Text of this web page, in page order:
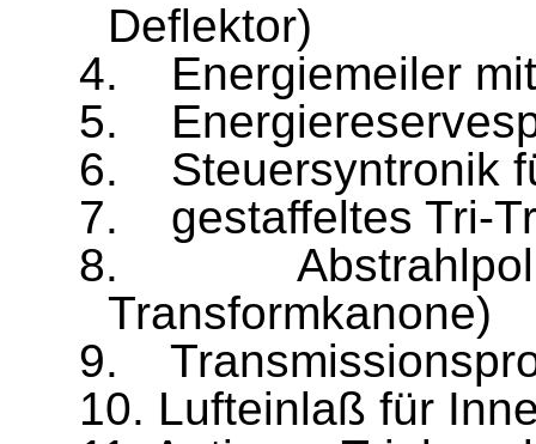
Deflektor)
4.
Energiemeiler
5.
6.
Steuersyntronik
7.
gestaffeltes Tri-
8.
Transformkanone)
9.
10. Lufteinlaß für